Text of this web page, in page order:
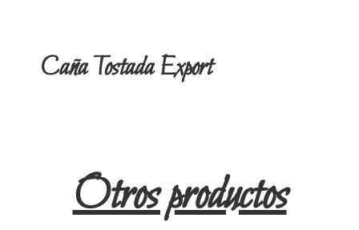
Caña Tostada Export
Otros productos